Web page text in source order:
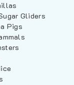
Gliders
Pigs